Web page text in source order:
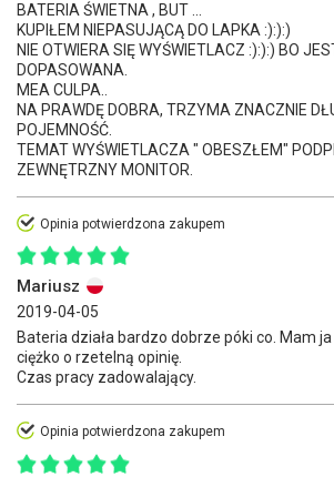
BATERIA ŚWIETNA , BUT ...
KUPIŁEM NIEPASUJĄCĄ DO LAPKA :):):)
NIE OTWIERA SIĘ WYŚWIETLACZ :):):) BO
DOPASOWANA.
MEA CULPA..
NA PRAWDĘ DOBRA, TRZYMA ZNACZNIE
POJEMNOŚĆ.
TEMAT WYŚWIETLACZA " OBESZŁEM"
ZEWNĘTRZNY MONITOR.
Opinia potwierdzona zakupem
Mariusz
2019-04-05
Bateria działa bardzo dobrze póki co. Mam
ciężko o rzetelną opinię.
Czas pracy zadowalający.
Opinia potwierdzona zakupem